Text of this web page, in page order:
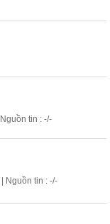
tin : -/-
Nguồn tin : -/-